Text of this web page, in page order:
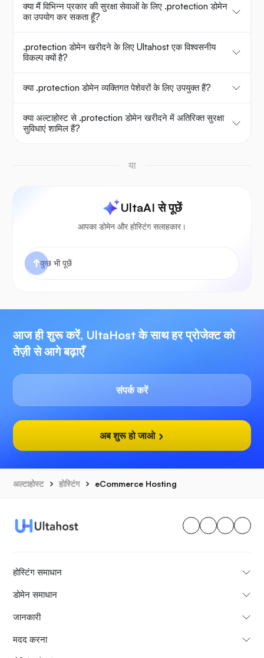
क्या मैं विभिन्न प्रकार की सुरक्षा सेवाओं के लिए .protection डोमेन
का उपयोग कर सकता हूँ?
.protection डोमेन खरीदने के लिए Ultahost एक विश्वसनीय
विकल्प क्यों है?
क्या .protection डोमेन व्यक्तिगत पेशेवरों के लिए उपयुक्त हैं?
क्या अल्टाहोस्ट से .protection डोमेन खरीदने में अतिरिक्त सुरक्षा
सुविधाएं शामिल हैं?
या
UltaAI से पूछें
आपका डोमेन और होस्टिंग सलाहकार।
आज ही शुरू करें, UltaHost के साथ हर प्रोजेक्ट को
तेज़ी से आगे बढ़ाएँ
संपर्क करें
अब शुरू हो जाओ
अल्टाहोस्ट होस्टिंग eCommerce Hosting
होस्टिंग समाधान
डोमेन समाधान
जानकारी
मदद करना